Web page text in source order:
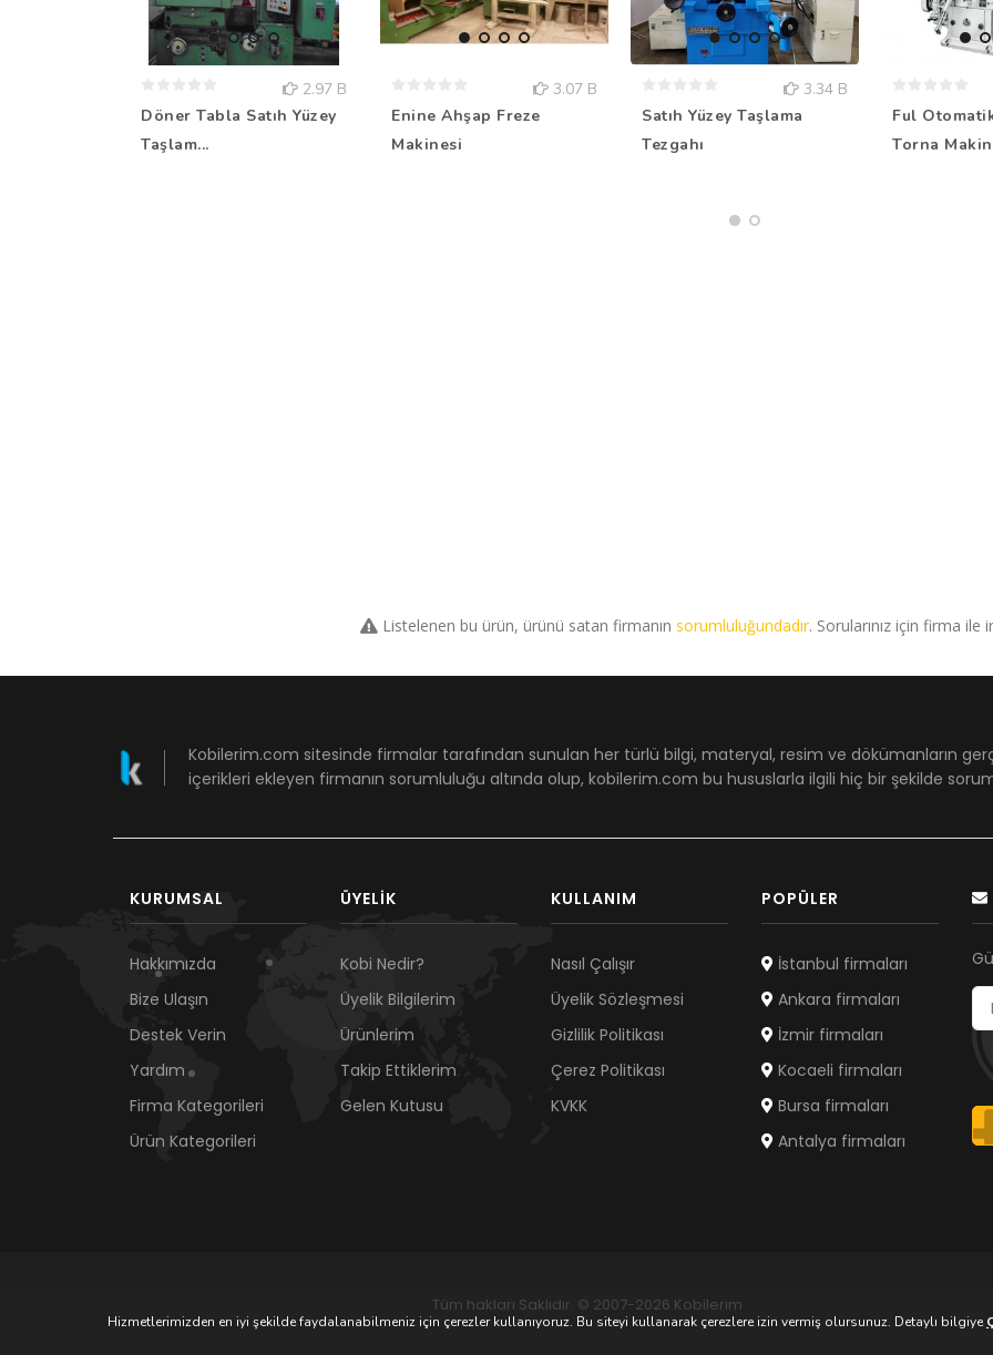
2.97 B
Döner Tabla Satıh Yüzey
Taşlam...
3.07 B
Enine Ahşap Freze
Makinesi
3.34 B
Satıh Yüzey Taşlama
Tezgahı
Ful
Torna
Listelenen bu ürün, ürünü satan firmanın sorumluluğundadır. Sorularınız için firma ile
Kobilerim.com sitesinde firmalar tarafından sunulan her türlü bilgi, materyal, resim ve dökümanların
içerikleri ekleyen firmanın sorumluluğu altında olup, kobilerim.com bu hususlarla ilgili hiç bir şekilde
KURUMSAL
Hakkımızda
Bize Ulaşın
Destek Verin
Yardım
Firma Kategorileri
Ürün Kategorileri
ÜYELIK
Kobi Nedir?
Üyelik Bilgilerim
Ürünlerim
Takip Ettiklerim
Gelen Kutusu
KULLANIM
Nasıl Çalışır
Üyelik Sözleşmesi
Gizlilik Politikası
Çerez Politikası
KVKK
POPÜLER
İstanbul firmaları
Ankara firmaları
İzmir firmaları
Kocaeli firmaları
Bursa firmaları
Antalya firmaları
Tüm hakları Saklıdır. © 2007-2026 Kobilerim
Hizmetlerimizden en iyi şekilde faydalanabilmeniz için çerezler kullanıyoruz. Bu siteyi kullanarak çerezlere izin vermiş olursunuz. Detaylı bilgiye